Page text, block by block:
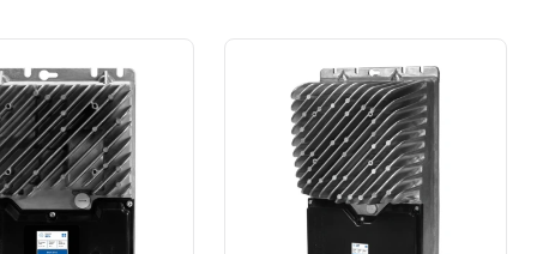
kompressor eller en ventilation, kan den variere og tilpasse
funktion, hvor der er fokus på altid at have det mest optimale
til ventilationsbranchen. Vi arbejder ofte tæt med
om deres anvendelsessteder. Med udgangspunkt i vores
bruge til dit næste projekt. Har du spørgsmål, eller vil du blot høre
86 62 63 64.
Få en af markedes bedste frekvensomformer